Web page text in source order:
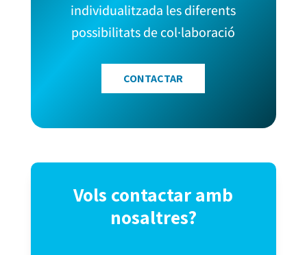
individualitzada les diferents
possibilitats de col·laboració
CONTACTAR
Vols contactar amb
nosaltres?